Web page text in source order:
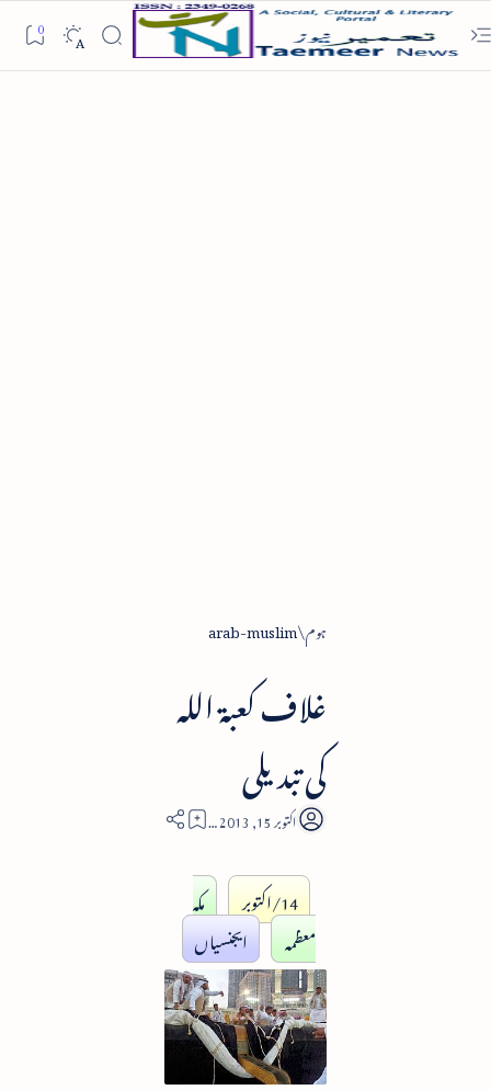
ہوم arab-muslim
غلاف کعبۃ اللہ
کی تبدیلی
1
14/اکتوبر
مکہ
معظمہ
ایجنسیاں